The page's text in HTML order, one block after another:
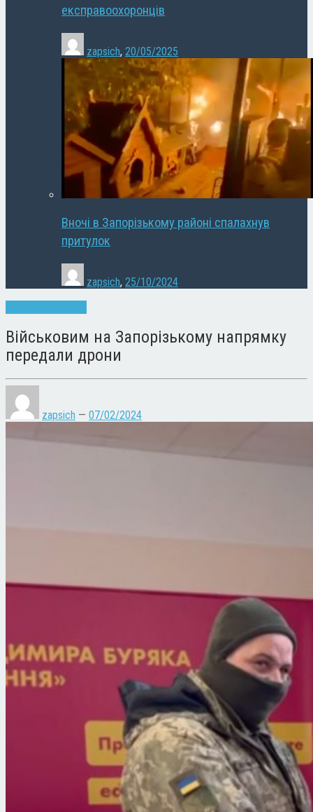
експравоохоронців
zapsich, 20/05/2025
Вночі в Запорізькому районі спалахнув
притулок
zapsich, 25/10/2024
Військовим на Запорізькому напрямку
передали дрони
zapsich — 07/02/2024